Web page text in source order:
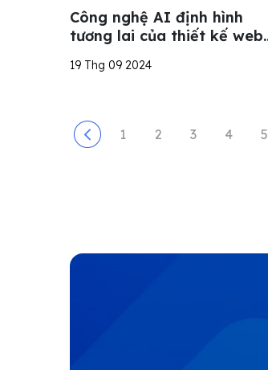
Công nghệ AI định hình
tương lai của thiết kế web
19 Thg 09 2024
1 2 3 4 5